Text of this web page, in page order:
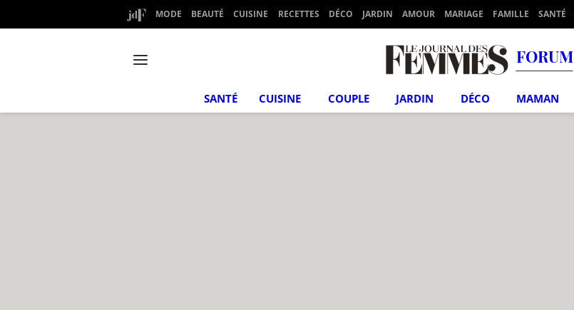
MODE BEAUTÉ CUISINE RECETTES DÉCO JARDIN AMOUR MARIAGE FAMILLE SANTÉ
FORUM
SANTÉ CUISINE COUPLE JARDIN DÉCO MAMAN